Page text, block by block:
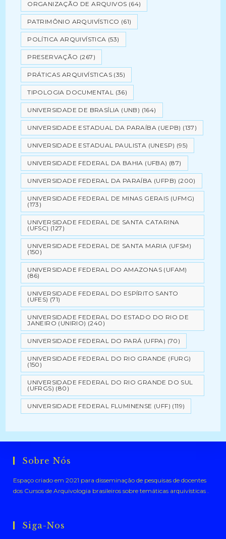
ORGANIZAÇÃO DE ARQUIVOS (64)
PATRIMÔNIO ARQUIVÍSTICO (61)
POLÍTICA ARQUIVÍSTICA (53)
PRESERVAÇÃO (267)
PRÁTICAS ARQUIVÍSTICAS (35)
TIPOLOGIA DOCUMENTAL (36)
UNIVERSIDADE DE BRASÍLIA (UNB) (164)
UNIVERSIDADE ESTADUAL DA PARAÍBA (UEPB) (137)
UNIVERSIDADE ESTADUAL PAULISTA (UNESP) (95)
UNIVERSIDADE FEDERAL DA BAHIA (UFBA) (87)
UNIVERSIDADE FEDERAL DA PARAÍBA (UFPB) (200)
UNIVERSIDADE FEDERAL DE MINAS GERAIS (UFMG)
(173)
UNIVERSIDADE FEDERAL DE SANTA CATARINA
(UFSC) (127)
UNIVERSIDADE FEDERAL DE SANTA MARIA (UFSM)
(150)
UNIVERSIDADE FEDERAL DO AMAZONAS (UFAM)
(86)
UNIVERSIDADE FEDERAL DO ESPÍRITO SANTO
(UFES) (71)
UNIVERSIDADE FEDERAL DO ESTADO DO RIO DE
JANEIRO (UNIRIO) (240)
UNIVERSIDADE FEDERAL DO PARÁ (UFPA) (70)
UNIVERSIDADE FEDERAL DO RIO GRANDE (FURG)
(150)
UNIVERSIDADE FEDERAL DO RIO GRANDE DO SUL
(UFRGS) (80)
UNIVERSIDADE FEDERAL FLUMINENSE (UFF) (119)
Sobre Nós
Espaço criado em 2021 para disseminação de pesquisas de docentes
dos Cursos de Arquivologia brasileiros sobre temáticas arquivísticas .
Siga-Nos